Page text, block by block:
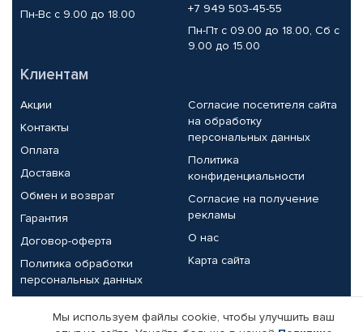
Пн-Вс с 9.00 до 18.00
+7 949 503-45-55
Пн-Пт с 09.00 до 18.00, Сб с
9.00 до 15.00
Клиентам
Акции
Контакты
Оплата
Доставка
Обмен и возврат
Гарантия
Договор-оферта
Политика обработки
персональных данных
Согласие посетителя сайта
на обработку
персональных данных
Политика
конфиденциальности
Согласие на получение
рекламы
О нас
Карта сайта
Партнерам
Мы используем файлы cookie, чтобы улучшить ваш